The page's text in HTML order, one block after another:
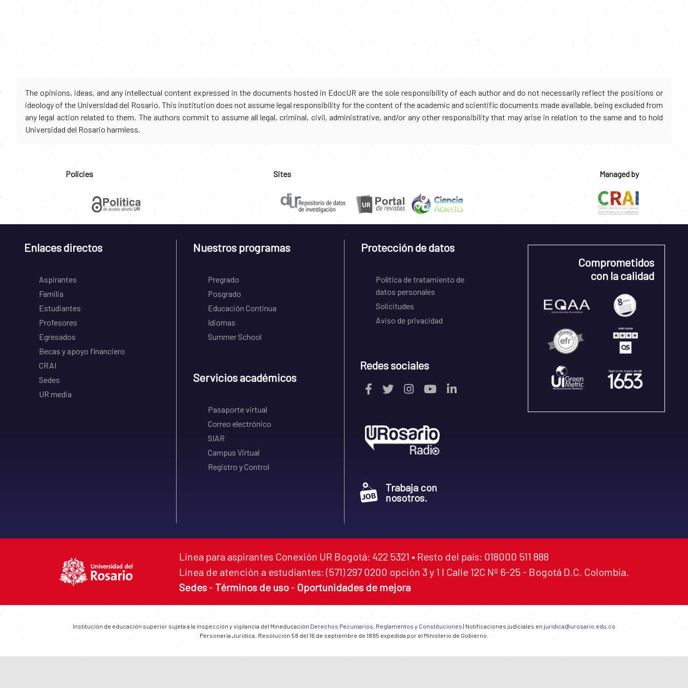
The opinions, ideas, and any intellectual content expressed in the documents hosted in EdocUR are the sole responsibility of each author and do not necessarily reflect the positions or
ideology of the Universidad del Rosario. This institution does not assume legal responsibility for the content of the academic and scientific documents made available, being excluded from
any legal action related to them. The authors commit to assume all legal, criminal, civil, administrative, and/or any other responsibility that may arise in relation to the same and to hold
Universidad del Rosario harmless.
Policies Sites Managed by
Enlaces directos
Aspirantes
Familia
Estudiantes
Profesores
Egresados
Becas y apoyo financiero
CRAI
Sedes
UR media
Nuestros programas
Pregrado
Posgrado
Educación Continua
Idiomas
Summer School
Servicios académicos
Pasaporte virtual
Correo electrónico
SIAR
Campus Virtual
Registro y Control
Protección de datos
Política de tratamiento de
datos personales
Solicitudes
Aviso de privacidad
Redes sociales
Trabaja con
nosotros.
Comprometidos
con la calidad
Línea para aspirantes Conexión UR Bogotá: 422 5321 • Resto del país: 018000 511 888
Línea de atención a estudiantes: (571) 297 0200 opción 3 y 1 I Calle 12C Nº 6-25 - Bogotá D.C. Colombia.
Sedes - Términos de uso - Oportunidades de mejora
Institución de educación superior sujeta a la inspección y vigilancia del Mineducación Derechos Pecuniarios, Reglamentos y Constituciones | Notificaciones judiciales en juridica@urosario.edu.co
Personería Jurídica: Resolución 58 del 16 de septiembre de 1895 expedida por el Ministerio de Gobierno.